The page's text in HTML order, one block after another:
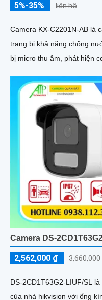
5%-35% liên hệ
Camera KX-C2201N-AB là
trang bị khả năng chống nước
bị micro thu âm, phát hiện
Camera DS-
2,562,000 ₫ 3,660,000
DS-2CD1T63G2-LIUF/SL
của nhà hikvision với ống